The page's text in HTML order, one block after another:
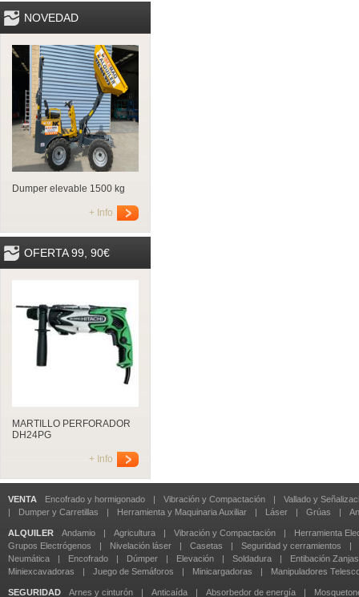
NOVEDAD
Dumper elevable 1500 kg
+ Info
OFERTA 99, 90€
MARTILLO PERFORADOR
DH24PG
+ Info
VENTA Encofrado y hormigonado | Vibración y Compactación |
Vallado y
|
Dumper y Carretillas | Herramienta y Maquinaria Auxiliar | Láser | Grúas |
ALQUILER Andamio | Agricultura | Vibración y Compactación |
Herramienta
Grupos Electrógenos
| Nivelación láser | Casetas | Seguridad y cerramientos
|
Neumática
| Encofrado | Dúmper | Elevación | Soldadura |
Entibación Zanjas
Miniexcavadoras
| Juego de Semáforos | Minicargadoras | Manipuladores
SEGURIDAD Arnes y cinturón | Anticaída | Absorbedor de energía |